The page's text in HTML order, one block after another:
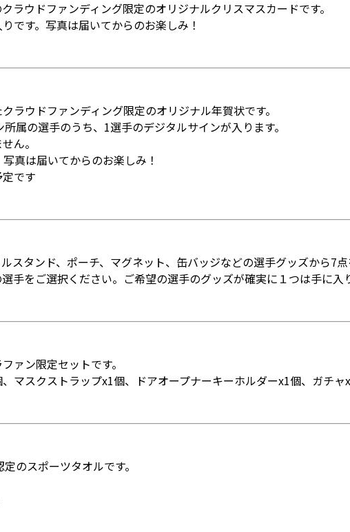
ラウドファンディング限定のオリジナルクリスマスカードです。
です。写真は届いてからのお楽しみ！
ラウドファンディング限定のオリジナル年賀状です。
属の選手のうち、1選手のデジタルサインが入ります。
ん。
真は届いてからのお楽しみ！
です
スタンド、ポーチ、マグネット、缶バッジなどの選手グッズから7点
手をご選択ください。ご希望の選手のグッズが確実に１つは手に入
ァン限定セットです。
マスクストラップx1個、ドアオープナーキーホルダーx1個、ガチャ
のスポーツタオルです。